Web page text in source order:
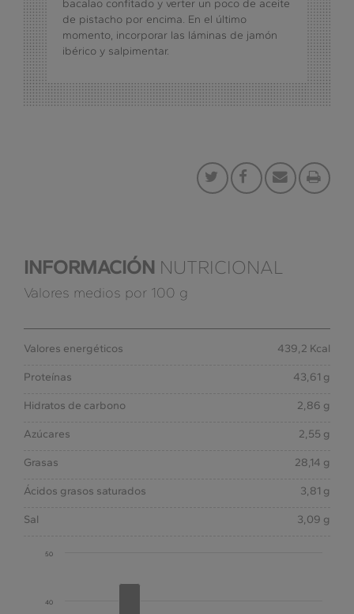
bacalao confitado y verter un poco de aceite
de pistacho por encima. En el último
momento, incorporar las láminas de jamón
ibérico y salpimentar.
INFORMACIÓN NUTRICIONAL
Valores medios por 100 g
Valores energéticos 439,2 Kcal
Proteínas 43,61 g
Hidratos de carbono 2,86 g
Azúcares 2,55 g
Grasas 28,14 g
Ácidos grasos saturados 3,81 g
Sal 3,09 g
40
50